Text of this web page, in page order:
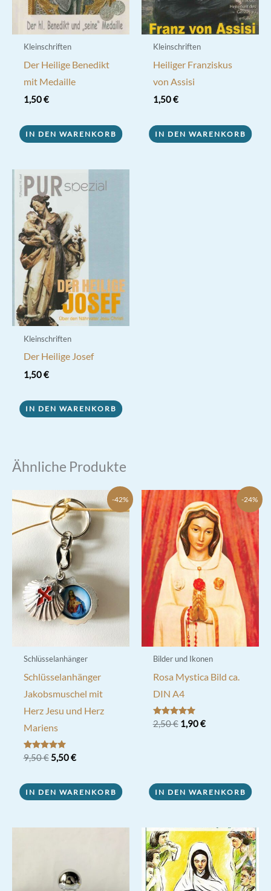
Kleinschriften
Der Heilige Benedikt
mit Medaille
1,50€
IN DEN WARENKORB
Kleinschriften
Heiliger Franziskus
von Assisi
1,50€
IN DEN WARENKORB
Kleinschriften
Der Heilige Josef
1,50€
IN DEN WARENKORB
Ähnliche Produkte
-42%
Schlüsselanhänger
Schlüsselanhänger
Jakobsmuschel mit
Herz Jesu und Herz
Mariens
Bewertet mit
5.00
9,50€ Ursprünglicher
9,50 €
5,50€Aktueller
5,50 €.
IN DEN WARENKORB
-24%
Bilder und Ikonen
Rosa Mystica Bild ca.
DIN A4
Bewertet mit
5.00
2,50€ Ursprünglicher
1,90€Aktueller
IN DEN WARENKORB